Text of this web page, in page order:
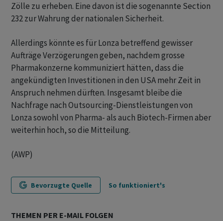
Zölle zu erheben. Eine davon ist die sogenannte Section
232 zur Wahrung der nationalen Sicherheit.
Allerdings könnte es für Lonza betreffend gewisser
Aufträge Verzögerungen geben, nachdem grosse
Pharmakonzerne kommuniziert hätten, dass die
angekündigten Investitionen in den USA mehr Zeit in
Anspruch nehmen dürften. Insgesamt bleibe die
Nachfrage nach Outsourcing-Dienstleistungen von
Lonza sowohl von Pharma- als auch Biotech-Firmen aber
weiterhin hoch, so die Mitteilung.
(AWP)
Bevorzugte Quelle So funktioniert's
THEMEN PER E-MAIL FOLGEN